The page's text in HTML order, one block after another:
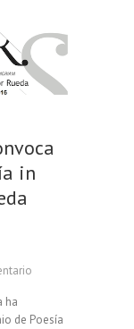
in
ha
de Poesía